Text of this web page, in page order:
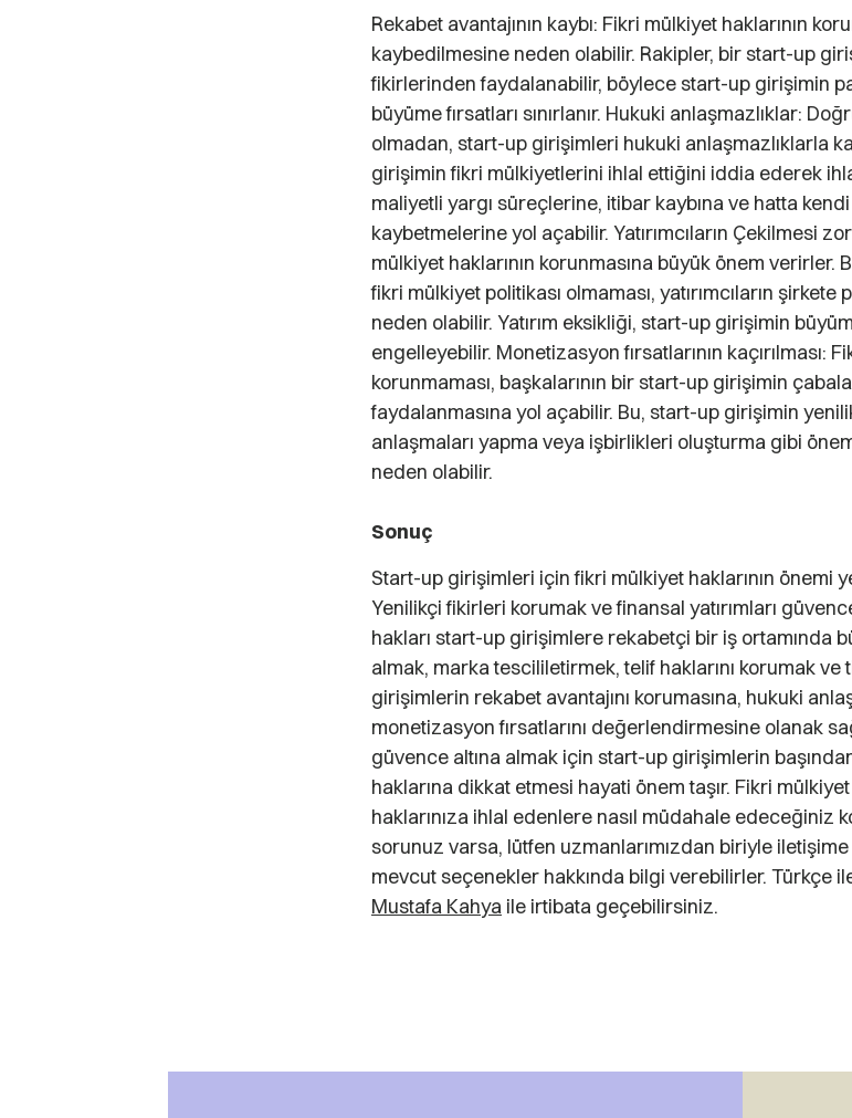
Rekabet avantajının kaybı: Fikri mülkiyet haklarının
kaybedilmesine neden olabilir. Rakipler, bir start-up
fikirlerinden faydalanabilir, böylece start-up girişimin
büyüme fırsatları sınırlanır. Hukuki anlaşmazlıklar:
olmadan, start-up girişimleri hukuki anlaşmazlıklarla
girişimin fikri mülkiyetlerini ihlal ettiğini iddia ederek
maliyetli yargı süreçlerine, itibar kaybına ve hatta
kaybetmelerine yol açabilir. Yatırımcıların Çekilmesi
mülkiyet haklarının korunmasına büyük önem
fikri mülkiyet politikası olmaması, yatırımcıların şirkete
neden olabilir. Yatırım eksikliği, start-up girişimin
engelleyebilir. Monetizasyon fırsatlarının kaçırılması:
korunmaması, başkalarının bir start-up girişimin
faydalanmasına yol açabilir. Bu, start-up girişimin
anlaşmaları yapma veya işbirlikleri oluşturma gibi
neden olabilir.
Sonuç
Start-up girişimleri için fikri mülkiyet haklarının önemi
Yenilikçi fikirleri korumak ve finansal yatırımları
hakları start-up girişimlere rekabetçi bir iş ortamında
almak, marka tescililetirmek, telif haklarını korumak ve
girişimlerin rekabet avantajını korumasına, hukuki
monetizasyon fırsatlarını değerlendirmesine olanak
güvence altına almak için start-up girişimlerin
haklarına dikkat etmesi hayati önem taşır. Fikri
haklarınıza ihlal edenlere nasıl müdahale edeceğiniz
sorunuz varsa, lütfen uzmanlarımızdan biriyle
mevcut seçenekler hakkında bilgi verebilirler. Türkçe
Mustafa Kahya ile irtibata geçebilirsiniz.